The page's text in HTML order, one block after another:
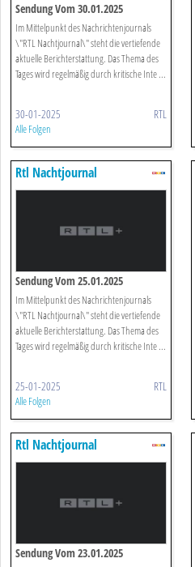
Sendung Vom 30.01.2025
Im Mittelpunkt des Nachrichtenjournals
\"RTL Nachtjournal\" steht die vertiefende
aktuelle Berichterstattung. Das Thema des
Tages wird regelmäßig durch kritische Inte ...
30-01-2025 RTL
Alle Folgen
Rtl Nachtjournal
Sendung Vom 25.01.2025
Im Mittelpunkt des Nachrichtenjournals
\"RTL Nachtjournal\" steht die vertiefende
aktuelle Berichterstattung. Das Thema des
Tages wird regelmäßig durch kritische Inte ...
25-01-2025 RTL
Alle Folgen
Rtl Nachtjournal
Sendung Vom 23.01.2025